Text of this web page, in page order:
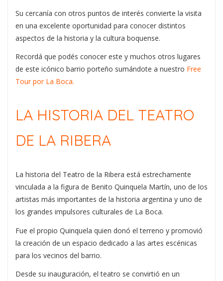
Su cercanía con otros puntos de interés convierte la visita
en una excelente oportunidad para conocer distintos
aspectos de la historia y la cultura boquense.
Recordá que podés conocer este y muchos otros lugares
de este icónico barrio porteño sumándote a nuestro Free
Tour por La Boca.
LA HISTORIA DEL TEATRO
DE LA RIBERA
La historia del Teatro de la Ribera está estrechamente
vinculada a la figura de Benito Quinquela Martín, uno de los
artistas más importantes de la historia argentina y uno de
los grandes impulsores culturales de La Boca.
Fue el propio Quinquela quien donó el terreno y promovió
la creación de un espacio dedicado a las artes escénicas
para los vecinos del barrio.
Desde su inauguración, el teatro se convirtió en un